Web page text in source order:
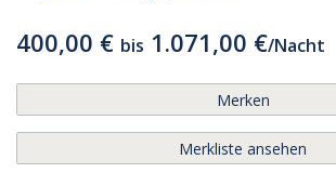
400,00 € bis 1.071,00 €/Nacht
Merken
Merkliste ansehen